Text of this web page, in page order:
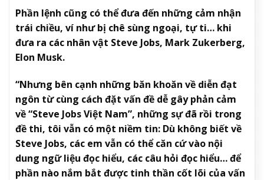
Phần lệnh cũng có thể đưa đến những cảm nhận
trái chiều, ví như bị chê sùng ngoại, tự ti… khi
đưa ra các nhân vật Steve Jobs, Mark Zukerberg,
Elon Musk.
“Nhưng bên cạnh những băn khoăn về diễn đạt
ngôn từ cùng cách đặt vấn đề dễ gây phản cảm
về “Steve Jobs Việt Nam”, những sự đã rồi trong
đề thi, tôi vẫn có một niềm tin: Dù không biết về
Steve Jobs, các em vẫn có thể căn cứ vào nội
dung ngữ liệu đọc hiểu, các câu hỏi đọc hiểu… để
phần nào nắm bắt được tinh thần cốt lõi của vấn